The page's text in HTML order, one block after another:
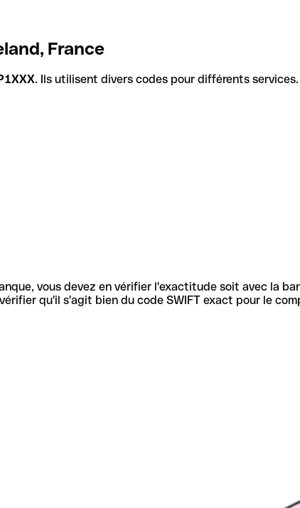
France
. Ils utilisent divers codes pour différents
vous devez en vérifier l'exactitude soit avec la
qu'il s'agit bien du code SWIFT exact pour le